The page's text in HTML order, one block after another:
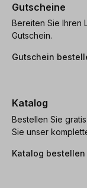
Gutscheine
Bereiten Sie Ihren
Gutschein.
Gutschein
Katalog
Bestellen Sie
Sie unser
Katalog bestellen